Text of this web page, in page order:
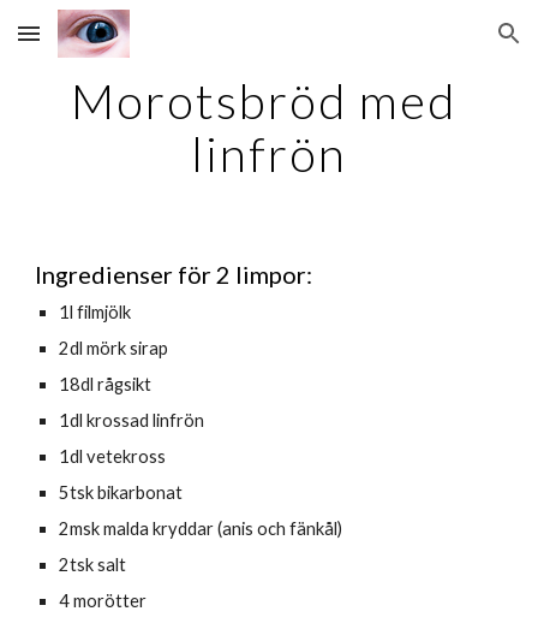
Skip to main content Skip to navigation
Morotsbröd med
linfrön
Ingredienser för 2 limpor:
1l filmjölk
2dl mörk sirap
18dl rågsikt
1dl krossad linfrön
1dl vetekross
5tsk bikarbonat
2msk malda kryddar (anis och fänkål)
2tsk salt
4 morötter